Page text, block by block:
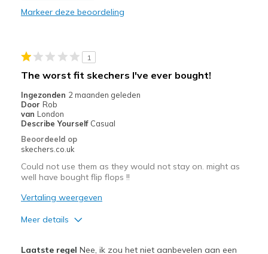
Casual Wear
Markeer deze beoordeling
1
The worst fit skechers I've ever bought!
Ingezonden 2 maanden geleden
Door Rob
van London
Describe Yourself Casual
Beoordeeld op
skechers.co.uk
Could not use them as they would not stay on. might as
well have bought flip flops !!
Vertaling weergeven
Meer details
Laatste regel Nee, ik zou het niet aanbevelen aan een